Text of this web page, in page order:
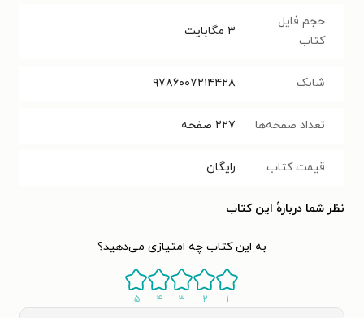
حجم فایل
کتاب
۳ مگابایت
شابک ۹۷۸۶۰۰۷۲۱۴۴۲۸
تعداد صفحه‌ها ۲۲۷ صفحه
قیمت کتاب رایگان
نظر شما دربارهٔ این کتاب
به این کتاب چه امتیازی می‌دهید؟
۱ ۲ ۳ ۴ ۵